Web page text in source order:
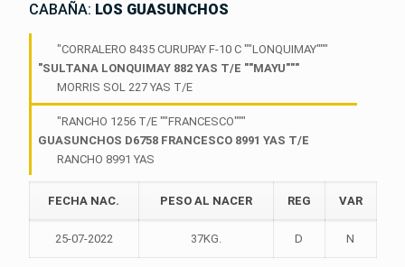
CABAÑA: LOS GUASUNCHOS
"CORRALERO 8435 CURUPAY F-10 C ""LONQUIMAY"""
"SULTANA LONQUIMAY 882 YAS T/E ""MAYU"""
MORRIS SOL 227 YAS T/E
"RANCHO 1256 T/E ""FRANCESCO"""
GUASUNCHOS D6758 FRANCESCO 8991 YAS T/E
RANCHO 8991 YAS
FECHA NAC. PESO AL NACER REG VAR
25-07-2022 37KG. D N